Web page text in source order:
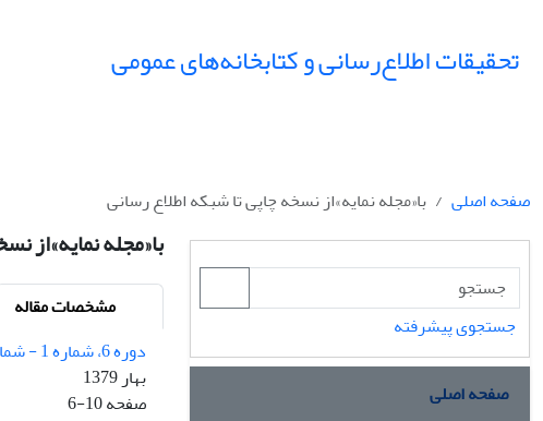
تحقیقات اطلاع‌رسانی و کتابخانه‌های عمومی
صفحه اصلی با«مجله نمایه»از نسخه چاپی تا شبکه اطلاع رسانی
با«مجله نمایه»از
مشخصات مقاله
دوره 6، شماره 1 - شماره پیاپی 20
بهار 1379
صفحه6-10
جستجوی پیشرفته
صفحه اصلی